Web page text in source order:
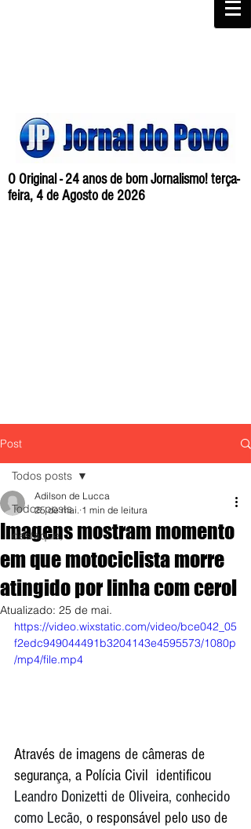
O Original - 24 anos de bom Jornalismo! terça-
feira, 4 de Agosto de 2026
Post
Todos posts
destaque,
Todos posts
Imagens mostram momento
em que motociclista morre
atingido por linha com cerol
Adilson de Lucca
25 de mai. 1 min de leitura
Atualizado: 25 de mai.
https://video.wixstatic.com/video/bce042_05
f2edc949044491b3204143e4595573/1080p
/mp4/file.mp4
Através de imagens de câmeras de
segurança, a Polícia Civil  identificou
Leandro Donizetti de Oliveira, conhecido
como Lecão, o responsável pelo uso de